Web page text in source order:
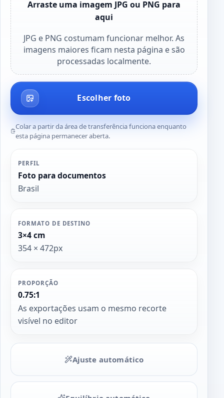
Arraste uma imagem JPG ou PNG para
aqui
JPG e PNG costumam funcionar melhor. As
imagens maiores ficam nesta página e são
processadas localmente.
Escolher foto
Colar a partir da área de transferência funciona enquanto
esta página permanecer aberta.
PERFIL
Foto para documentos
Brasil
FORMATO DE DESTINO
3×4 cm
354 × 472px
PROPORÇÃO
0.75:1
As exportações usam o mesmo recorte
visível no editor
Ajuste automático